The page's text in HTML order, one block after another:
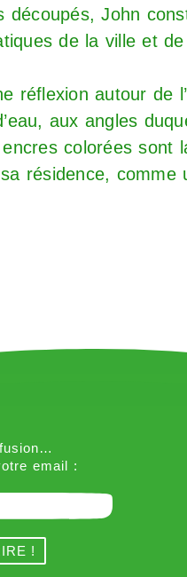
John
de la ville et de
réflexion autour de
aux angles
colorées sont
résidence, comme
email :